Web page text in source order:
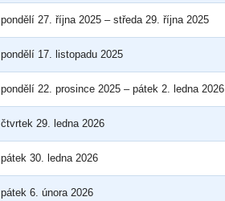
pondělí 27. října 2025 – středa 29. října 2025
pondělí 17. listopadu 2025
pondělí 22. prosince 2025 – pátek 2. ledna 2026
čtvrtek 29. ledna 2026
pátek 30. ledna 2026
pátek 6. února 2026